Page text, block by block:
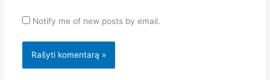
Notify me of new posts by email.